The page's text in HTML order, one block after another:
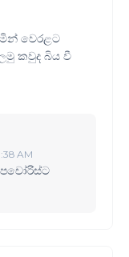
වෙරළට
කවුද බිය වී
AM
පචෝරිස්ට